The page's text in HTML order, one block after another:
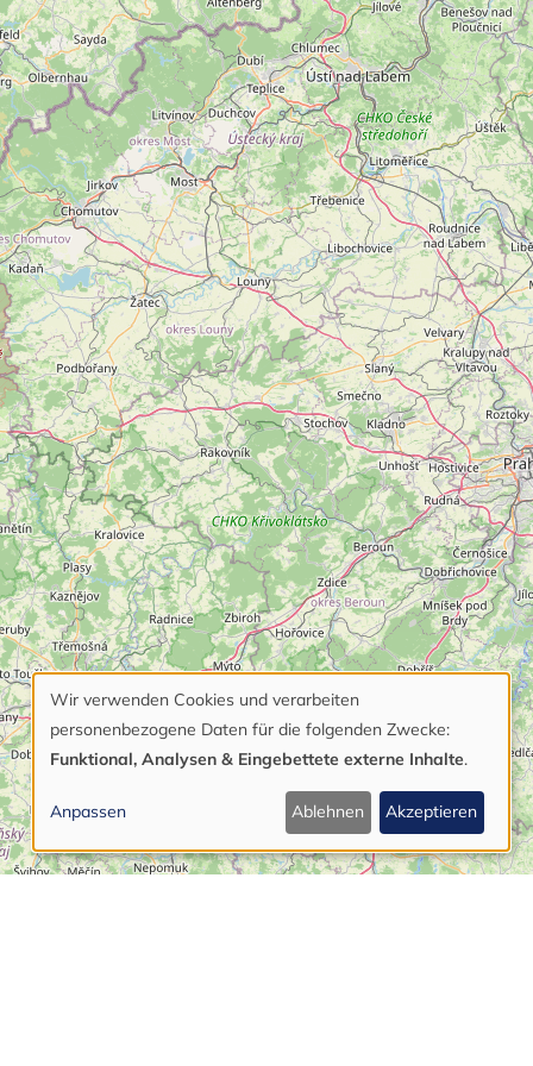
Verwendung
von
personenbezogenen
und
Wir verwenden Cookies und verarbeiten
personenbezogene Daten für die folgenden Zwecke:
Funktional, Analysen & Eingebettete externe Inhalte.
Anpassen Ablehnen Akzeptieren